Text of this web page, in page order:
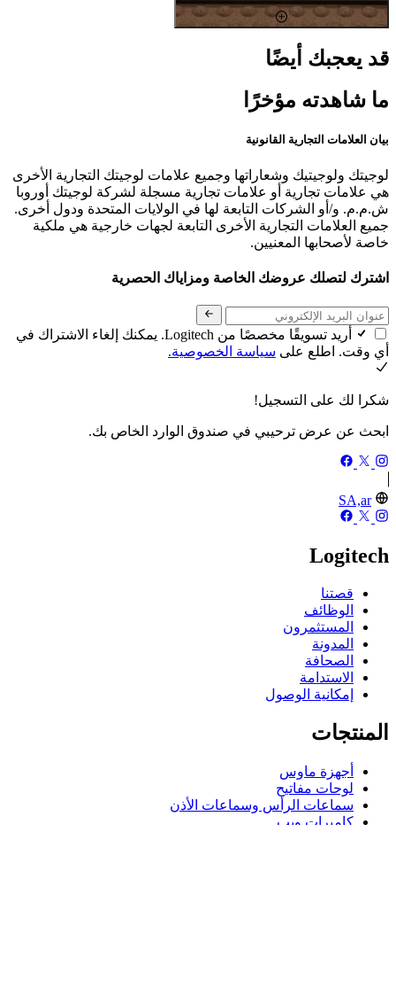
قد يعجبك أيضًا
ما شاهدته مؤخرًا
بيان العلامات التجارية القانونية
لوجيتك ولوجيتيك وشعاراتها وجميع علامات لوجيتك التجارية الأخرى
هي علامات تجارية أو علامات تجارية مسجلة لشركة لوجيتك أوروبا
ش.م.م. و/أو الشركات التابعة لها في الولايات المتحدة ودول أخرى.
جميع العلامات التجارية الأخرى التابعة لجهات خارجية هي ملكية
خاصة لأصحابها المعنيين.
اشترك لتصلك عروضك الخاصة ومزاياك الحصرية
أريد تسويقًا مخصصًا من Logitech. يمكنك إلغاء الاشتراك في
أي وقت. اطلع على سياسة الخصوصية.
شكرا لك على التسجيل!
ابحث عن عرض ترحيبي في صندوق الوارد الخاص بك.
SA,ar
Logitech
قصتنا
الوظائف
المستثمرون
المدونة
الصحافة
الاستدامة
إمكانية الوصول
المنتجات
أجهزة ماوس
لوحات مفاتيح
سماعات الرأس وسماعات الأذن
كاميرات ويب